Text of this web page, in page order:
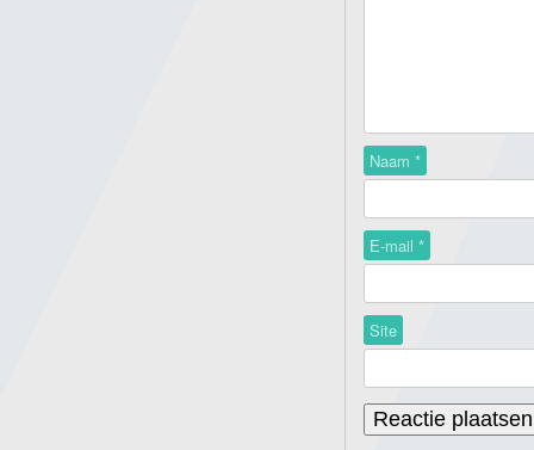
Naam *
E-mail *
Site